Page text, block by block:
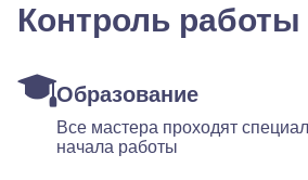
Контроль
Образование
Все мастера проходят
начала работы